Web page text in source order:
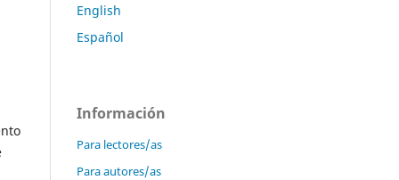
English
Español
Información
Para lectores/as
Para autores/as